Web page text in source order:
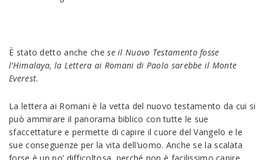
È stato detto anche che se il Nuovo Testamento fosse
l’Himalaya, la Lettera ai Romani di Paolo sarebbe il Monte
Everest.
La lettera ai Romani è la vetta del nuovo testamento da cui si
può ammirare il panorama biblico con tutte le sue
sfaccettature e permette di capire il cuore del Vangelo e le
sue conseguenze per la vita dell’uomo. Anche se la scalata